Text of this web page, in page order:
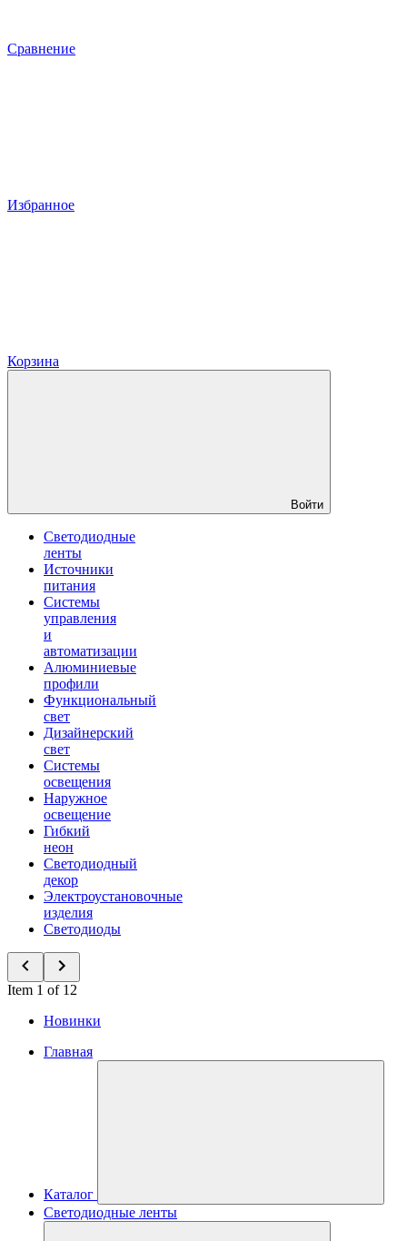
Сравнение
Избранное
Корзина
Войти
Светодиодные
ленты
Источники
питания
Системы
управления
и
автоматизации
Алюминиевые
профили
Функциональный
свет
Дизайнерский
свет
Системы
освещения
Наружное
освещение
Гибкий
неон
Светодиодный
декор
Электроустановочные
изделия
Светодиоды
Item 1 of 12
Новинки
Главная
Каталог
Светодиодные ленты